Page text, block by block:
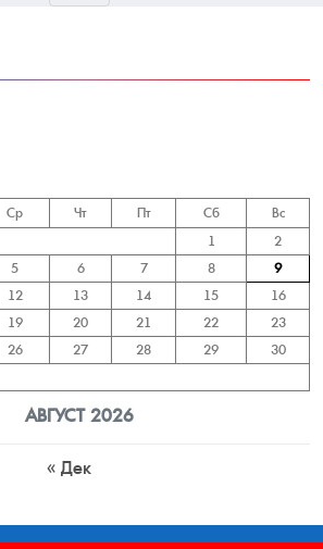
АВГУСТ 2026
Ср Чт Пт Сб
Вс
1
2
5 6 7 8
9
12 13 14 15
16
19 20 21 22
23
26 27 28 29
30
« Дек